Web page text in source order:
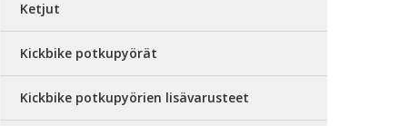
Ketjut
Kickbike potkupyörät
Kickbike potkupyörien lisävarusteet